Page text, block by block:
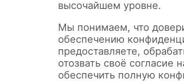
высочайшем уровне.
Мы понимаем, что
обеспечению
предоставляете,
отозвать своё
обеспечить полную